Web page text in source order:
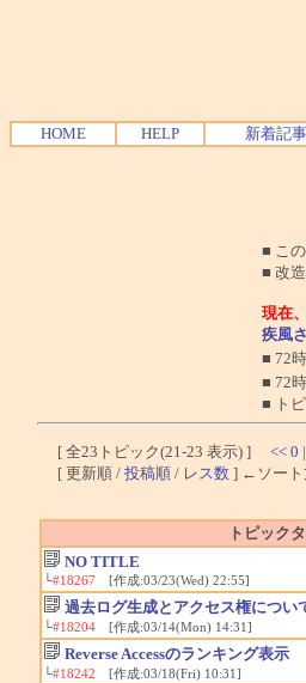
HOME HELP 新着記事
■ こ
■ 改
現在
疾風
■ 72
■ 72
■ ト
[ 全23トピック(21-23 表示) ] << 0 |
[ 更新順 / 投稿順 / レス数 ] ←ソート
トピック
NO TITLE
└#18267[作成:03/23(Wed) 22:55]
過去ログ生成とアクセス権につい
└#18204[作成:03/14(Mon) 14:31]
Reverse Accessのランキング表示
└#18242 [作成:03/18(Fri) 10:31]